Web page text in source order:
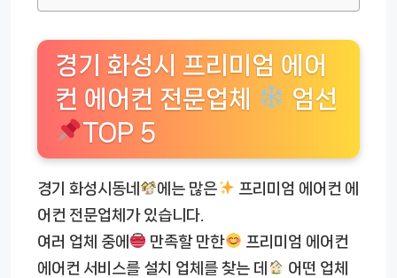
경기 화성시 프리미엄 에어
컨 에어컨 전문업체
엄선
TOP 5
경기 화성시동네 에는 많은
프리미엄 에어컨 에
어컨 전문업체가 있습니다.
여러 업체 중에
만족할 만한
프리미엄 에어컨
에어컨 서비스를 설치 업체를 찾는 데
어떤 업체